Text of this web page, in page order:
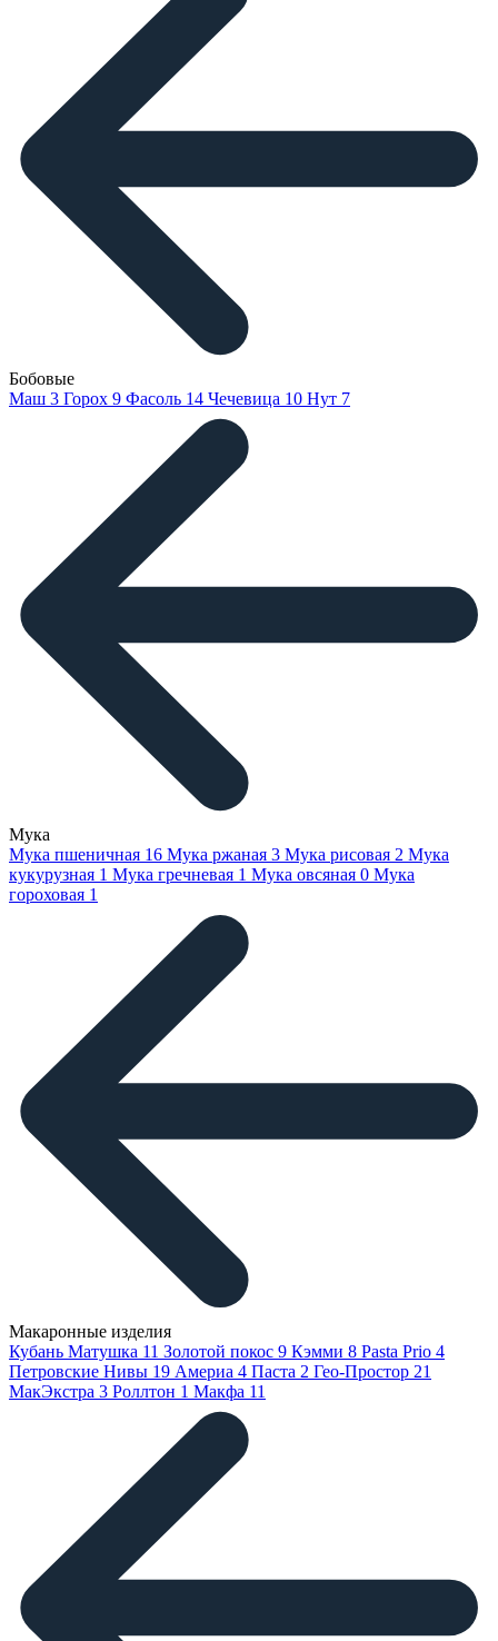
Бобовые
Маш 3 Горох 9 Фасоль 14 Чечевица 10 Нут 7
Мука
Мука пшеничная 16 Мука ржаная 3 Мука рисовая 2 Мука
кукурузная 1 Мука гречневая 1 Мука овсяная 0 Мука
гороховая 1
Макаронные изделия
Кубань Матушка 11 Золотой покос 9 Кэмми 8 Pasta Prio 4
Петровские Нивы 19 Америа 4 Паста 2 Гео-Простор 21
МакЭкстра 3 Роллтон 1 Макфа 11